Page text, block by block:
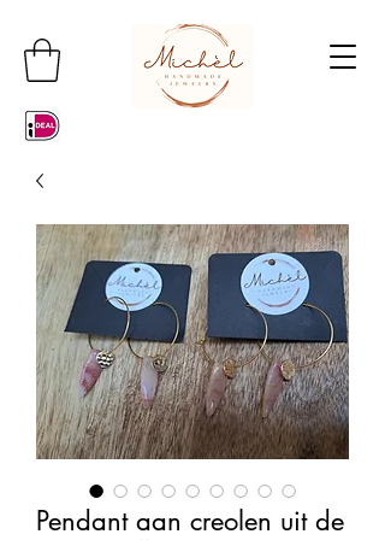
Pendant aan creolen uit de